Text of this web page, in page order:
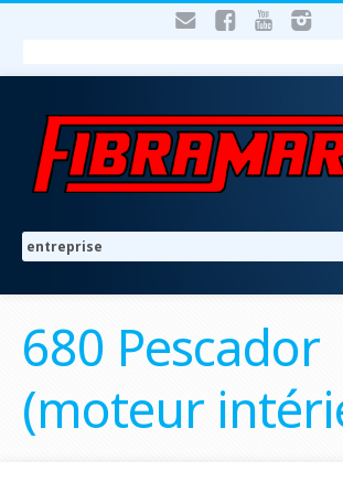
680 Pescador
(moteur